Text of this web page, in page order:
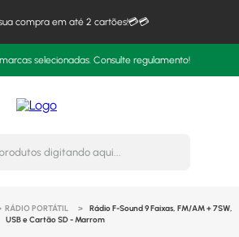
compra em até 2 cartões!💳💳
selecionadas. Consulte regulamento!
Busque seus produtos
RÁDIO PORTÁTIL
Rádio F-Sound 9 Faixas, FM/AM + 7SW,
USB e Cartão SD - Marrom